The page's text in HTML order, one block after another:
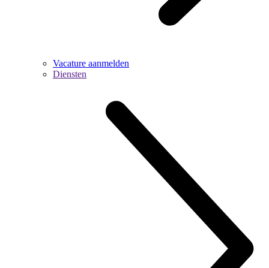
Vacature aanmelden
Diensten